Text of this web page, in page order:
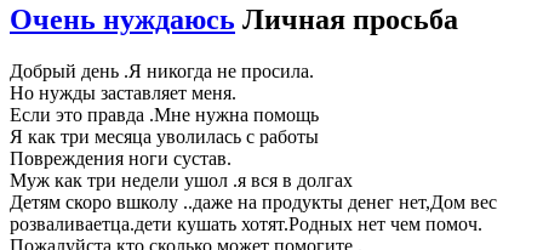
Очень нуждаюсь Личная просьба
Добрый день .Я никогда не просила.
Но нужды заставляет меня.
Если это правда .Мне нужна помощь
Я как три месяца уволилась с работы
Повреждения ноги сустав.
Муж как три недели ушол .я вся в долгах
Детям скоро вшколу ..даже на продукты денег нет,Дом вес
розваливаетца.дети кушать хотят.Родных нет чем помоч.
Пожалуйста кто сколько может помогите .